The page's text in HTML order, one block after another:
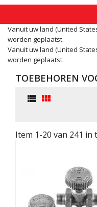
Vanuit uw land (United
worden geplaatst.
Vanuit uw land (United
worden geplaatst.
TOEBEHOREN
 
Item 1-20 van 241 in